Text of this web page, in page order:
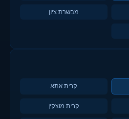
מבשרת ציון
קרית אתא
קרית מוצקין